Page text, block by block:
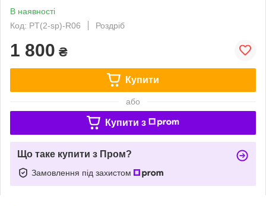
В наявності
Код: PT(2-sp)-R06
Роздріб
1 800 ₴
Купити
або
Купити з
Що таке купити з Пром?
Замовлення під захистом